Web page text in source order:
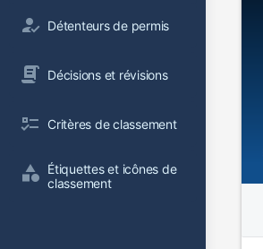
Détenteurs de permis
Décisions et révisions
Critères de classement
Étiquettes et icônes de
classement